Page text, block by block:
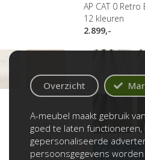
AP CAT 0 Retro
12 kleuren
2.899,-
Bekijk
Overzicht
A-meubel maakt gebruik
goed te laten
gepersonaliseerde
persoonsgegevens